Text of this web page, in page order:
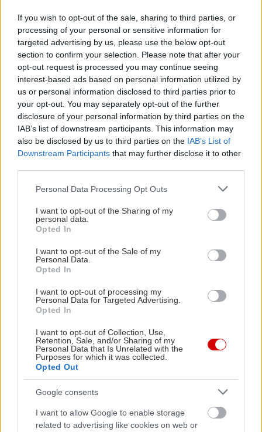
If you wish to opt-out of the sale, sharing to third parties, or
processing of your personal or sensitive information for
targeted advertising by us, please use the below opt-out
section to confirm your selection. Please note that after your
opt-out request is processed you may continue seeing
interest-based ads based on personal information utilized by
us or personal information disclosed to third parties prior to
your opt-out. You may separately opt-out of the further
disclosure of your personal information by third parties on the
IAB’s list of downstream participants. This information may
also be disclosed by us to third parties on the IAB’s List of
Downstream Participants that may further disclose it to other
Please note that this website/app uses one or more Google
not limited to your visit or usage behaviour. You may click to
grant or deny consent to Google and its third-party tags to
use your data for below specified purposes in below Google
consent section.
Personal Data Processing Opt Outs
I want to opt-out of the Sharing of my
personal data.
Opted In
I want to opt-out of the Sale of my
Personal Data.
Opted In
I want to opt-out of processing my
Personal Data for Targeted Advertising.
Opted In
I want to opt-out of Collection, Use,
Retention, Sale, and/or Sharing of my
Personal Data that Is Unrelated with the
Purposes for which it was collected.
Opted Out
Google consents
I want to allow Google to enable storage
related to advertising like cookies on web or
πλημμυρίζουν το ίντερνετ ως προς το γιατί: Από
το ότι η μετάβαση από την ασπρόμαυρη στην
έγχρωμη τηλεόραση που συντελούταν τότε είχε
αφήσει τους μακιγιέζ κομματάκι αμήχανους, μέχρι
το ότι ο Σποκ προσπαθούσε έτσι να την πέσει
στον Κερκ, και την δική μας αγαπημένη ότι… ο
Σποκ φοράει μακιγιάζ επειδήτο μέλλον είναι
fabulous.
Η εξαιρετικά ενδιαφέρουσα αντίθεση ανάμεσα
ψυχολογικές, ανθρωπιστικές προσεγγίσεις του
γιατρού και τον θερμοκέφαλο, παρορμητικό
χαρακτήρα του Κερκ δεν προσφέρει μόνο
κοντράρονται ο Σποκ με τον Μακόι) αλλά είναι
και μια ολοκληρωμένη μικρογραφία των
εσωτερικών αντιθέσεων σχεδόν κάθε ανθρώπινου
χαρακτήρα.